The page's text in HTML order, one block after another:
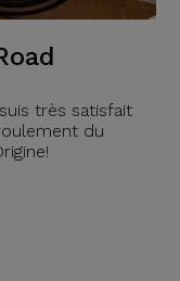
très satisfait
du